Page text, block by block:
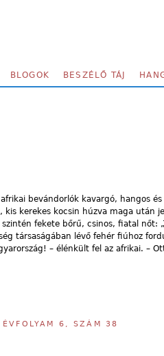
BLOGOK BESZÉLŐ TÁJ
bevándorlók kavargó, hangos
kerekes kocsin húzva maga után
fekete bőrű, csinos, fiatal nőt:
társaságában lévő fehér fiúhoz
– élénkült fel az afrikai. –
6, SZÁM 38